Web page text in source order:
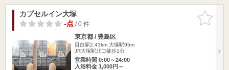
お気に入
りに追加
カプセルイン大塚
-点/ 0 件
東京都 / 豊島区
目白駅2.43km 大塚駅95m
JR大塚駅北口徒歩1分
営業時間 0:00～24:00
入浴料金 1,000円～